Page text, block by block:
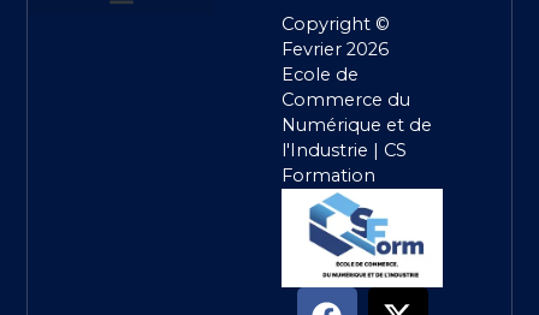
Copyright ©
Fevrier 2026
Ecole de
Commerce du
Numérique et de
l'Industrie | CS
Formation
F
X
Y
I
T
L